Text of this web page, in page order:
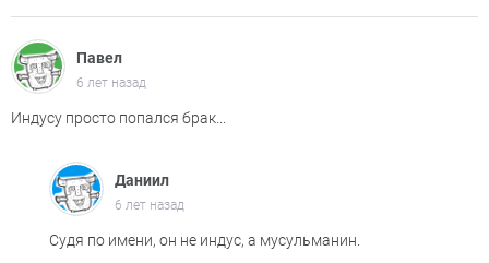
Павел
6 лет назад
Индусу просто попался брак...
Даниил
6 лет назад
Судя по имени, он не индус, а мусульманин.